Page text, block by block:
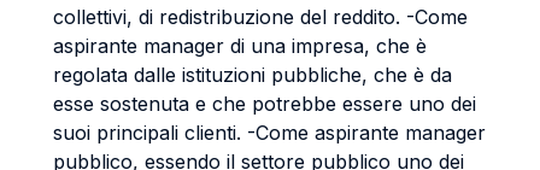
collettivi, di redistribuzione del reddito. -Come
aspirante manager di una impresa, che è
regolata dalle istituzioni pubbliche, che è da
esse sostenuta e che potrebbe essere uno dei
suoi principali clienti. -Come aspirante manager
pubblico, essendo il settore pubblico uno dei